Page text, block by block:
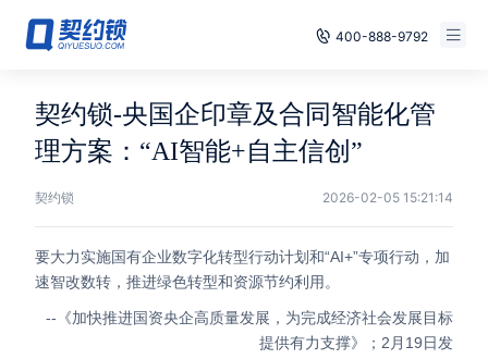
400-888-9792
E‑signature
Seals
archives
Free Trial
Already have an account, log in
契约锁-央国企印章及合同智能化管
理方案：“AI智能+自主信创”
契约锁 2026-02-05 15:21:14
要大力实施国有企业数字化转型行动计划和“AI+”专项行动，加
速智改数转，推进绿色转型和资源节约利用。
--《加快推进国资央企高质量发展，为完成经济社会发展目标
提供有力支撑》；2月19日发